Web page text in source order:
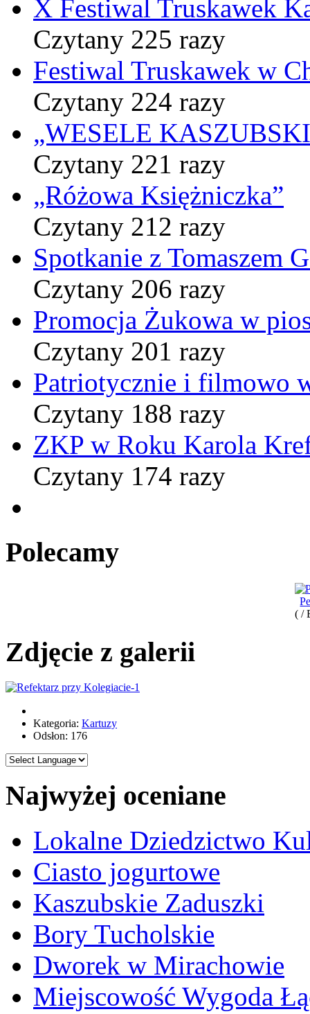
X Festiwal Truskawek
Czytany 225 razy
Festiwal Truskawek w
Czytany 224 razy
„WESELE
Czytany 221 razy
„Różowa Księżniczka”
Czytany 212 razy
Spotkanie z Tomaszem
Czytany 206 razy
Promocja Żukowa w
Czytany 201 razy
Patriotycznie i filmowo
Czytany 188 razy
ZKP w Roku Karola
Czytany 174 razy
Polecamy
( /
Zdjęcie z galerii
Kategoria: Kartuzy
Odsłon: 176
Najwyżej oceniane
Lokalne Dziedzictwo
Ciasto jogurtowe
Kaszubskie Zaduszki
Bory Tucholskie
Dworek w Mirachowie
Miejscowość Wygoda